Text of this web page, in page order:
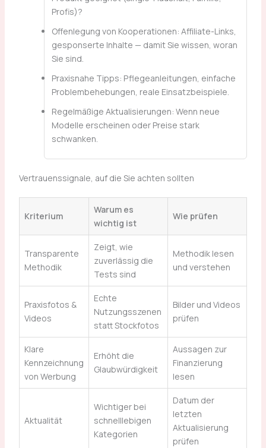
Profis)?
Offenlegung von Kooperationen: Affiliate-Links,
gesponserte Inhalte — damit Sie wissen, woran
Sie sind.
Praxisnahe Tipps: Pflegeanleitungen, einfache
Problembehebungen, reale Einsatzbeispiele.
Regelmäßige Aktualisierungen: Wenn neue
Modelle erscheinen oder Preise stark
schwanken.
Vertrauenssignale, auf die Sie achten sollten
Kriterium
Warum es
wichtig ist
Wie prüfen
Transparente
Methodik
Zeigt, wie
zuverlässig die
Tests sind
Methodik lesen
und verstehen
Praxisfotos &
Videos
Echte
Nutzungsszenen
statt Stockfotos
Bilder und Videos
prüfen
Klare
Kennzeichnung
von Werbung
Erhöht die
Glaubwürdigkeit
Aussagen zur
Finanzierung
lesen
Aktualität
Wichtiger bei
schnelllebigen
Kategorien
Datum der
letzten
Aktualisierung
prüfen